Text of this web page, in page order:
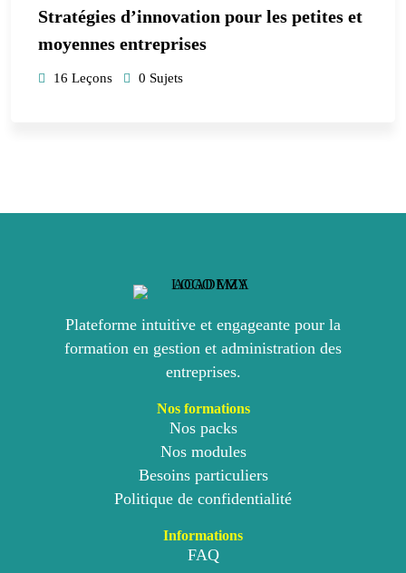
Stratégies d’innovation pour les petites et
moyennes entreprises
16 Leçons 0 Sujets
Plateforme intuitive et engageante pour la
formation en gestion et administration des
entreprises.
Nos formations
Nos packs
Nos modules
Besoins particuliers
Politique de confidentialité
Informations
FAQ